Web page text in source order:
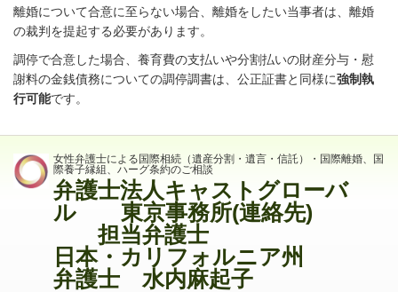
離婚について合意に至らない場合、離婚をしたい当事者は、離婚
の裁判を提起する必要があります。
調停で合意した場合、養育費の支払いや分割払いの財産分与・慰
謝料の金銭債務についての調停調書は、公正証書と同様に強制執
行可能です。
女性弁護士による国際相続（遺産分割・遺言・信託）・国際離婚、国
際養子縁組、ハーグ条約のご相談
弁護士法人キャストグローバ
ル 東京事務所(連絡先)
担当弁護士
日本・カリフォルニア州
弁護士 水内麻起子